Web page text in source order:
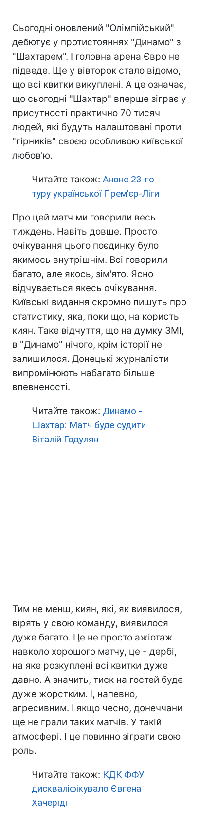
Сьогодні оновлений "Олімпійський"
дебютує у протистояннях "Динамо" з
"Шахтарем". І головна арена Євро не
підведе. Ще у вівторок стало відомо,
що всі квитки викуплені. А це означає,
що сьогодні "Шахтар" вперше зіграє у
присутності практично 70 тисяч
людей, які будуть налаштовані проти
"гірників" своєю особливою київської
любов'ю.
Читайте також: Анонс 23-го
туру української Прем'єр-Ліги
Про цей матч ми говорили весь
тиждень. Навіть довше. Просто
очікування цього поєдинку було
якимось внутрішнім. Всі говорили
багато, але якось, зім'ято. Ясно
відчувається якесь очікування.
Київські видання скромно пишуть про
статистику, яка, поки що, на користь
киян. Таке відчуття, що на думку ЗМІ,
в "Динамо" нічого, крім історії не
залишилося. Донецькі журналісти
випромінюють набагато більше
впевненості.
Читайте також: Динамо -
Шахтар: Матч буде судити
Віталій Годулян
Тим не менш, киян, які, як виявилося,
вірять у свою команду, виявилося
дуже багато. Це не просто ажіотаж
навколо хорошого матчу, це - дербі,
на яке розкуплені всі квитки дуже
давно. А значить, тиск на гостей буде
дуже жорстким. І, напевно,
агресивним. І якщо чесно, донеччани
ще не грали таких матчів. У такій
атмосфері. І це повинно зіграти свою
роль.
Читайте також: КДК ФФУ
дискваліфікувало Євгена
Хачеріді